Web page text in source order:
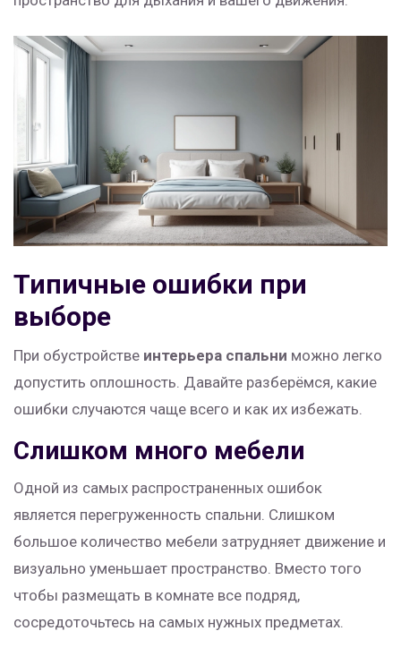
Типичные ошибки при
выборе
При обустройстве интерьера спальни можно легко
допустить оплошность. Давайте разберёмся, какие
ошибки случаются чаще всего и как их избежать.
Слишком много мебели
Одной из самых распространенных ошибок
является перегруженность спальни. Слишком
большое количество мебели затрудняет движение и
визуально уменьшает пространство. Вместо того
чтобы размещать в комнате все подряд,
сосредоточьтесь на самых нужных предметах.